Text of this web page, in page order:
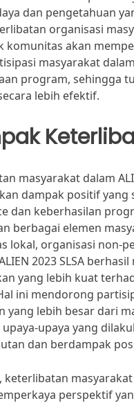
dan pengetahuan
organisasi
komunitas akan
masyarakat
program, sehingga
lebih efektif.
masyarakat dalam
dampak positif yang
dan keberhasilan
berbagai elemen
lokal, organisasi non-
2023 SLSA
yang lebih kuat
ini mendorong
yang lebih besar dari
upaya yang
dan berdampak
keterlibatan
perspektif